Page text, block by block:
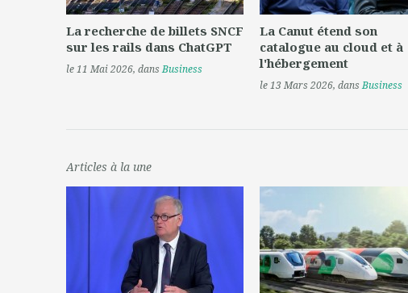
La recherche de billets SNCF
sur les rails dans ChatGPT
le 11 Mai 2026, dansBusiness
La Canut étend son
catalogue au cloud et à
l'hébergement
le 13 Mars 2026, dansBusiness
Articles à la une